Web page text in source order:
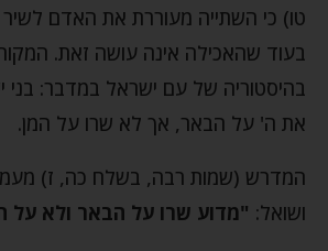
טו) כי השתייה מעוררת את האדם לשיר
בעוד שהאכילה אינה עושה זאת.
בהיסטוריה של עם ישראל במדבר: בני
את ה' על הבאר, אך לא שרו על המן.
המדרש (שמות רבה, בשלח כה, ז)
ושואל: "מדוע שרו על הבאר ולא על